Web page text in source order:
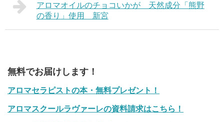
アロマオイルのチョコいかが 天然成分「熊野
の香り」使用 新宮
無料でお届けします！
アロマセラピストの本・無料プレゼント！
アロマスクールラヴァーレの資料請求はこちら！